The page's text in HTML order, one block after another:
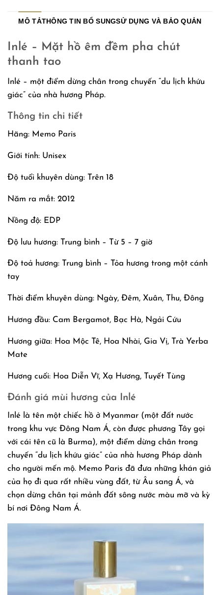
MÔ TẢTHÔNG TIN BỔ SUNGSỬ DỤNG VÀ BẢO QUẢN
Inlé – Mặt hồ êm đềm pha chút
thanh tao
Inlé – một điểm dừng chân trong chuyến “du lịch khứu
giác” của nhà hương Pháp.
Thông tin chi tiết
Hãng: Memo Paris
Giới tính: Unisex
Độ tuổi khuyên dùng: Trên 18
Năm ra mắt: 2012
Nồng độ: EDP
Độ lưu hương: Trung bình – Từ 5 – 7 giờ
Độ toả hương: Trung bình – Tỏa hương trong một cánh
tay
Thời điểm khuyên dùng: Ngày, Đêm, Xuân, Thu, Đông
Hương đầu: Cam Bergamot, Bạc Hà, Ngải Cứu
Hương giữa: Hoa Mộc Tê, Hoa Nhài, Gia Vị, Trà Yerba
Mate
Hương cuối: Hoa Diễn Vĩ, Xạ Hương, Tuyết Tùng
Đánh giá mùi hương của Inlé
Inlé là tên một chiếc hồ ở Myanmar (một đất nước
trong khu vực Đông Nam Á, còn được phương Tây gọi
với cái tên cũ là Burma), một điểm dừng chân trong
chuyến “du lịch khứu giác” của nhà hương Pháp dành
cho người mến mộ. Memo Paris đã đưa những khán giả
của họ đi qua rất nhiều vùng đất, từ Âu sang Á, và
chọn dừng chân tại mảnh đất sông nước màu mỡ và kỳ
bí nơi Đông Nam Á.